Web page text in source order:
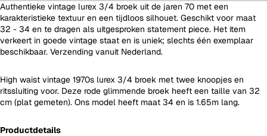
Authentieke vintage lurex 3/4 broek uit de jaren 70 met een
karakteristieke textuur en een tijdloos silhouet. Geschikt voor maat
32 - 34 en te dragen als uitgesproken statement piece. Het item
verkeert in goede vintage staat en is uniek; slechts één exemplaar
beschikbaar. Verzending vanuit Nederland.
High waist vintage 1970s lurex 3/4 broek met twee knoopjes en
ritssluiting voor. Deze rode glimmende broek heeft een taille van 32
cm (plat gemeten). Ons model heeft maat 34 en is 1.65m lang.
Productdetails